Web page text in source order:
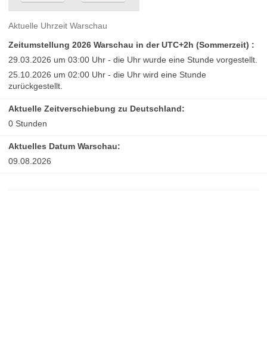
Aktuelle Uhrzeit Warschau
Zeitumstellung 2026 Warschau in der UTC+2h (Sommerzeit) :
29.03.2026 um 03:00 Uhr - die Uhr wurde eine Stunde vorgestellt.
25.10.2026 um 02:00 Uhr - die Uhr wird eine Stunde
zurückgestellt.
Aktuelle Zeitverschiebung zu Deutschland:
0 Stunden
Aktuelles Datum Warschau:
09.08.2026